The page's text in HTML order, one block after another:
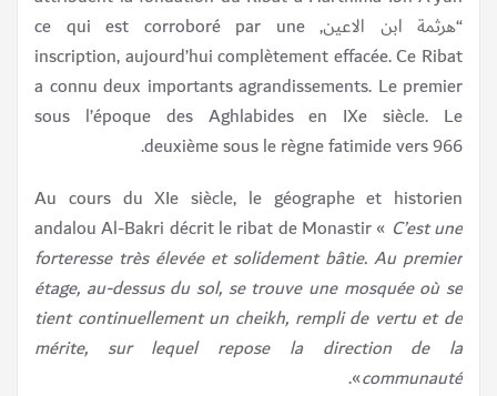
“هرثمة ابن الاعين, ce qui est corroboré par une
inscription, aujourd’hui complètement effacée. Ce Ribat
a connu deux importants agrandissements. Le premier
sous l’époque des Aghlabides en IXe siècle. Le
deuxième sous le règne fatimide vers 966.
Au cours du XIe siècle, le géographe et historien
andalou Al-Bakri décrit le ribat de Monastir « C’est une
forteresse très élevée et solidement bâtie. Au premier
étage, au-dessus du sol, se trouve une mosquée où se
tient continuellement un cheikh, rempli de vertu et de
mérite, sur lequel repose la direction de la
communauté
».